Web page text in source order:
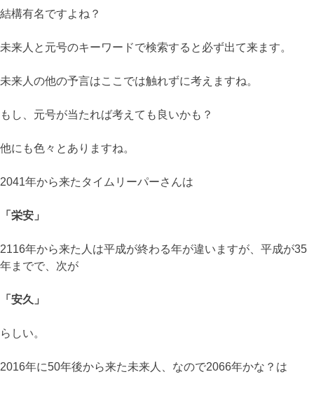
結構有名ですよね？
未来人と元号のキーワードで検索すると必ず出て来ます。
未来人の他の予言はここでは触れずに考えますね。
もし、元号が当たれば考えても良いかも？
他にも色々とありますね。
2041年から来たタイムリーパーさんは
「栄安」
2116年から来た人は平成が終わる年が違いますが、平成が35
年までで、次が
「安久」
らしい。
2016年に50年後から来た未来人、なので2066年かな？は